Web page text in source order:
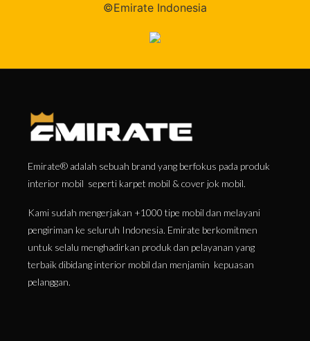
©Emirate Indonesia
Emirate® adalah sebuah brand yang berfokus pada produk
interior mobil seperti karpet mobil & cover jok mobil.
Kami sudah mengerjakan +1000 tipe mobil dan melayani
pengiriman ke seluruh Indonesia. Emirate berkomitmen
untuk selalu menghadirkan produk dan pelayanan yang
terbaik dibidang interior mobil dan menjamin kepuasan
pelanggan.